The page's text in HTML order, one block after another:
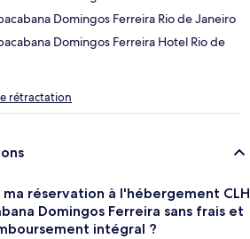
Domingos Ferreira Rio de Janeiro
Domingos Ferreira Hotel Rio de
rétractation
ma réservation à l'hébergement CLH
Domingos Ferreira sans frais et
intégral ?